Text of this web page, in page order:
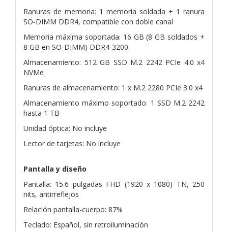
Ranuras de memoria: 1 memoria soldada + 1 ranura
SO-DIMM DDR4, compatible con doble canal
Memoria máxima soportada: 16 GB (8 GB soldados +
8 GB en SO-DIMM) DDR4-3200
Almacenamiento: 512 GB SSD M.2 2242 PCIe 4.0 x4
NVMe
Ranuras de almacenamiento: 1 x M.2 2280 PCIe 3.0 x4
Almacenamiento máximo soportado: 1 SSD M.2 2242
hasta 1 TB
Unidad óptica: No incluye
Lector de tarjetas: No incluye
Pantalla y diseño
Pantalla: 15.6 pulgadas FHD (1920 x 1080) TN, 250
nits, antirreflejos
Relación pantalla-cuerpo: 87%
Teclado: Español, sin retroiluminación